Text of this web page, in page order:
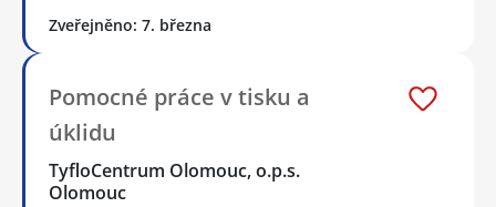
Zveřejněno: 7. března
Pomocné práce v tisku a
úklidu
TyfloCentrum Olomouc, o.p.s.
Olomouc